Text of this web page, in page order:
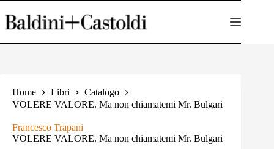
al
contenuto
Home Libri
Catalogo
VOLERE VALORE. Ma non chiamatemi Mr. Bulgari
Francesco Trapani
VOLERE VALORE. Ma non chiamatemi Mr. Bulgari